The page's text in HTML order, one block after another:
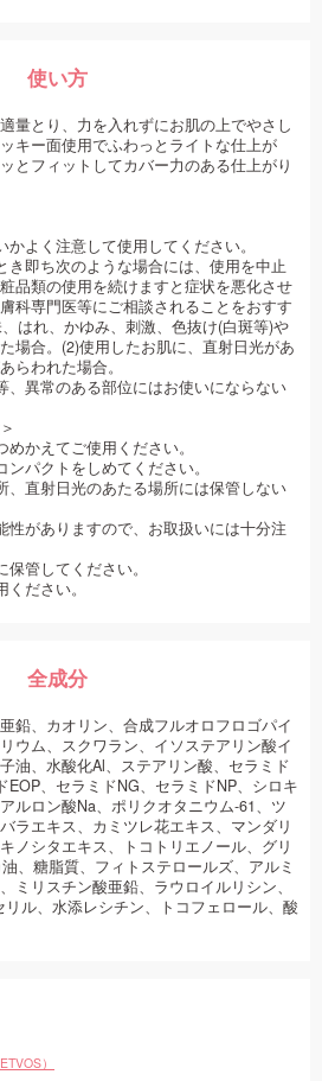
使い方
量とり、力を入れずにお肌の上でやさし
キー面使用でふわっとライトな仕上が
とフィットしてカバー力のある仕上がり
よく注意して使用してください。
き即ち次のような場合には、使用を中止
品類の使用を続けますと症状を悪化させ
科専門医等にご相談されることをおすす
はれ、かゆみ、刺激、色抜け(白斑等)や
場合。(2)使用したお肌に、直射日光があ
らわれた場合。
、異常のある部位にはお使いにならない
かえてご使用ください。
パクトをしめてください。
、直射日光のあたる場所には保管しない
性がありますので、お取扱いには十分注
管してください。
ださい。
全成分
鉛、カオリン、合成フルオロフロゴパイ
ウム、スクワラン、イソステアリン酸イ
油、水酸化Al、ステアリン酸、セラミド
EOP、セラミドNG、セラミドNP、シロキ
ルロン酸Na、ポリクオタニウム-61、ツ
ラエキス、カミツレ花エキス、マンダリ
ノシタエキス、トコトリエノール、グリ
、糖脂質、フィトステロールズ、アルミ
ミリスチン酸亜鉛、ラウロイルリシン、
ル、水添レシチン、トコフェロール、酸
）